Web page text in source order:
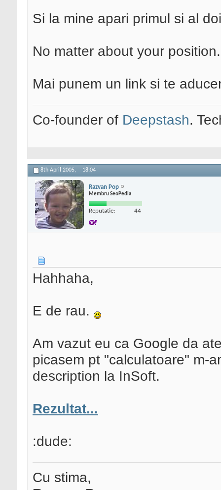
Si la mine apari primul si al
No matter about your position.
Mai punem un link si te
Co-founder of Deepstash.
8th April 2005, 18:04
Razvan Pop
Membru SeoPedia
Reputatie: 44
Hahhaha,
E de rau.
Am vazut eu ca Google da
picasem pt "calculatoare" m-
description la InSoft.
Rezultat...
:dude:
Cu stima,